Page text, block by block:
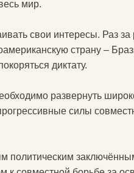
мир.
свои интересы. Раз
страну –
диктату.
развернуть
силы
политическим